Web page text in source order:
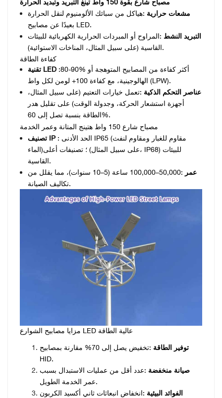
مصباح شارع بقوة 150 واط تينغ التبريد وتبديد الحرارة
مشعات حرارية :هياكل من سبائك الألومنيوم لنقل الحرارة
بعيدًا عن مصابيح LED.
التبريد النشط :المراوح أو المبردات الحرارية الكهربائية للبيئات
القاسية (على سبيل المثال، المناخات الاستوائية).
كفاءة الطاقة
تقنية LED :80-90% أكثر كفاءة من المصابيح المتوهجة أو
الهالوجينية، مع كفاءة 100+ لومن لكل واط (LPW).
عناصر التحكم الذكية :تعمل خيارات التعتيم (على سبيل المثال،
أجهزة استشعار الحركة، وجدولة الوقت) على تقليل هدر
الطاقة بنسبة تصل إلى 60%.
مصباح شارع 150 واط
هتينج المتانة وعمر الخدمة
تصنيف IP : الحد الأدنى IP65 (مقاوم للغبار ومقاوم لنفث
الماء)؛ تصنيفات أعلى (على سبيل المثال، IP68) للبيئات
القاسية.
عمر
:50,000–100,000 ساعة (5–10 سنوات)، مما يقلل من
تكاليف الصيانة.
مزايا مصابيح الشوارع LED عالية الطاقة
توفير الطاقة
:تخفيض يصل إلى 70% مقارنة بمصابيح
HID.
صيانة منخفضة :عدد أقل من عمليات الاستبدال بسبب
عمر الخدمة الطويل.
الفوائد البيئية :انخفاض انبعاثات ثاني أكسيد الكربون